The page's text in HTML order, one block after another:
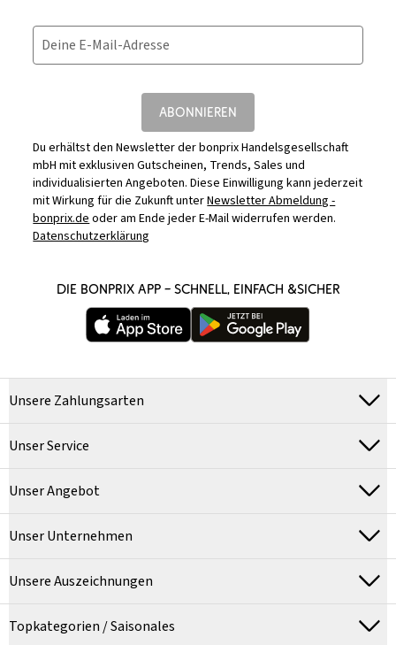
Deine E-Mail-Adresse
ABONNIEREN
Du erhältst den Newsletter der bonprix Handelsgesellschaft
mbH mit exklusiven Gutscheinen, Trends, Sales und
individualisierten Angeboten. Diese Einwilligung kann jederzeit
mit Wirkung für die Zukunft unterNewsletter Abmeldung -
bonprix.deoder am Ende jeder E-Mail widerrufen werden.
Datenschutzerklärung
DIE BONPRIX APP – SCHNELL, EINFACH &SICHER
Unsere Zahlungsarten
Unser Service
Unser Angebot
Unser Unternehmen
Unsere Auszeichnungen
Topkategorien / Saisonales